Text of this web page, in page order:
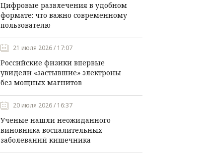
Цифровые развлечения в удобном
формате: что важно современному
пользователю
21 июля 2026 / 17:07
Российские физики впервые
увидели «застывшие» электроны
без мощных магнитов
20 июля 2026 / 16:37
Ученые нашли неожиданного
виновника воспалительных
заболеваний кишечника